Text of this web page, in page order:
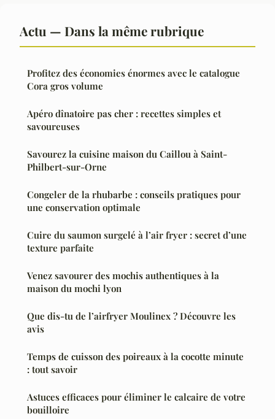
Actu — Dans la même rubrique
Profitez des économies énormes avec le catalogue
Cora gros volume
Apéro dînatoire pas cher : recettes simples et
savoureuses
Savourez la cuisine maison du Caillou à Saint-
Philbert-sur-Orne
Congeler de la rhubarbe : conseils pratiques pour
une conservation optimale
Cuire du saumon surgelé à l’air fryer : secret d’une
texture parfaite
Venez savourer des mochis authentiques à la
maison du mochi lyon
Que dis-tu de l’airfryer Moulinex ? Découvre les
avis
Temps de cuisson des poireaux à la cocotte minute
: tout savoir
Astuces efficaces pour éliminer le calcaire de votre
bouilloire